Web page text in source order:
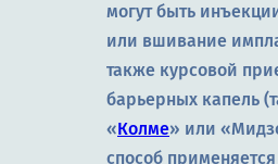
могут быть
или вшивание
также курсовой
барьерных капель
«Колме» или
способ